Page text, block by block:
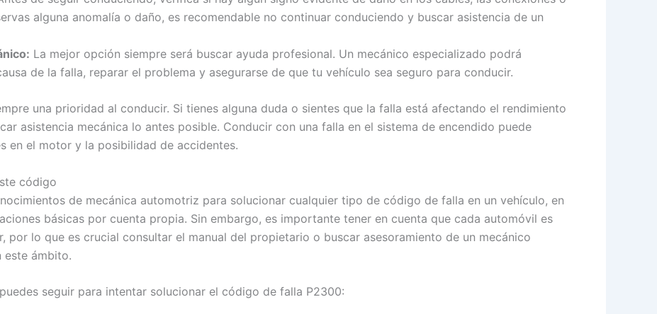
alguna anomalía o daño, es recomendable no continuar conduciendo y buscar asistencia de un
La mejor opción siempre será buscar ayuda profesional. Un mecánico especializado podrá
de la falla, reparar el problema y asegurarse de que tu vehículo sea seguro para conducir.
una prioridad al conducir. Si tienes alguna duda o sientes que la falla está afectando el rendimiento
asistencia mecánica lo antes posible. Conducir con una falla en el sistema de encendido puede
en el motor y la posibilidad de accidentes.
código
de mecánica automotriz para solucionar cualquier tipo de código de falla en un vehículo, en
básicas por cuenta propia. Sin embargo, es importante tener en cuenta que cada automóvil es
por lo que es crucial consultar el manual del propietario o buscar asesoramiento de un mecánico
este ámbito.
seguir para intentar solucionar el código de falla P2300: